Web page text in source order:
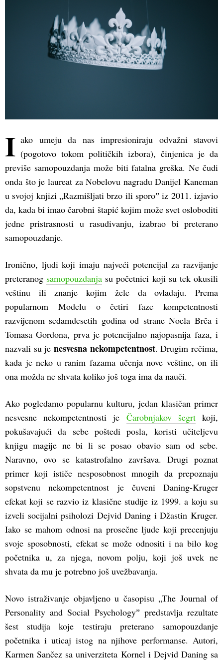
I ako umeju da nas impresioniraju odvažni stavovi
(pogotovo tokom političkih izbora), činjenica je da
previše samopouzdanja može biti fatalna greška. Ne čudi
onda što je laureat za Nobelovu nagradu Danijel Kaneman
u svojoj knjizi „Razmišljati brzo ili sporoˮ iz 2011. izjavio
da, kada bi imao čarobni štapić kojim može svet osloboditi
jedne pristrasnosti u rasuđivanju, izabrao bi preterano
samopouzdanje.
Ironično, ljudi koji imaju najveći potencijal za razvijanje
preteranog samopouzdanja su početnici koji su tek okusili
veštinu ili znanje kojim žele da ovladaju. Prema
popularnom Modelu o četiri faze kompetentnosti
razvijenom sedamdesetih godina od strane Noela Brča i
Tomasa Gordona, prva je potencijalno najopasnija faza, i
nazvali su je nesvesna nekompetentnost. Drugim rečima,
kada je neko u ranim fazama učenja nove veštine, on ili
ona možda ne shvata koliko još toga ima da nauči.
Ako pogledamo popularnu kulturu, jedan klasičan primer
nesvesne nekompetentnosti je Čarobnjakov šegrtkoji,
pokušavajući da sebe poštedi posla, koristi učiteljevu
knjigu magije ne bi li se posao obavio sam od sebe.
Naravno, ovo se katastrofalno završava. Drugi poznat
primer koji ističe nesposobnost mnogih da prepoznaju
sopstvenu nekompetentnost je čuveni Daning-Kruger
efekat koji se razvio iz klasične studije iz 1999. a koju su
izveli socijalni psiholozi Dejvid Daning i Džastin Kruger.
Iako se mahom odnosi na prosečne ljude koji precenjuju
svoje sposobnosti, efekat se može odnositi i na bilo kog
početnika u, za njega, novom polju, koji još uvek ne
shvata da mu je potrebno još uvežbavanja.
Novo istraživanje objavljeno u časopisu „The Journal of
Personality and Social Psychologyˮ predstavlja rezultate
šest studija koje testiraju preterano samopouzdanje
početnika i uticaj istog na njihove performanse. Autori,
Karmen Sančez sa univerziteta Kornel i Dejvid Daning sa